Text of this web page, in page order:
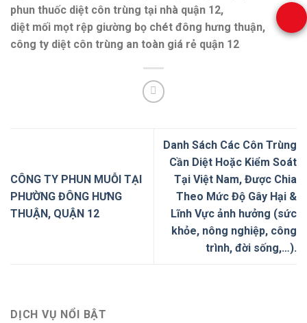
phun thuốc diệt côn trùng tại nhà quận 12,
diệt mối mọt rệp giường bọ chét đông hưng thuận,
công ty diệt côn trùng an toàn giá rẻ quận 12
CÔNG TY PHUN MUỖI TẠI
PHƯỜNG ĐÔNG HƯNG
THUẬN, QUẬN 12
Danh Sách Các Côn Trùng
Cần Diệt Hoặc Kiểm Soát
Tại Việt Nam, Được Chia
Theo Mức Độ Gây Hại &
Lĩnh Vực ảnh hưởng (sức
khỏe, nông nghiệp, công
trình, đời sống,…).
DỊCH VỤ NỔI BẬT